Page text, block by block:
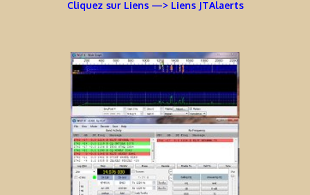
Cliquez sur Liens —> Liens JTAlaerts